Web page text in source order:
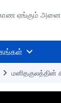
ஏங்கும்
மனிதகுலத்தின்